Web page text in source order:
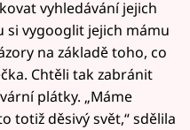
vyhledávání jejich
si vygooglit jejich mámu
na základě toho, co
Chtěli tak zabránit
plátky. „Máme
totiž děsivý svět,“ sdělila